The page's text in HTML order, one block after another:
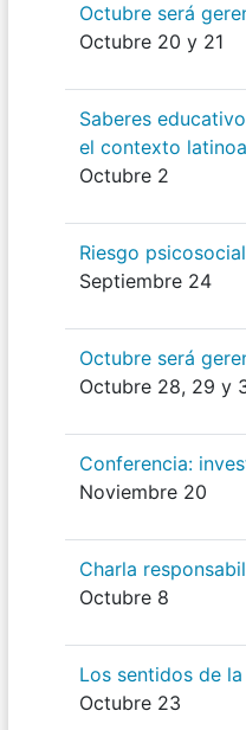
Octubre será
Octubre 20 y 21
Saberes
el contexto
Octubre 2
Riesgo
Septiembre 24
Octubre será
Octubre 28, 29 y
Conferencia:
Noviembre 20
Charla
Octubre 8
Los sentidos de
Octubre 23